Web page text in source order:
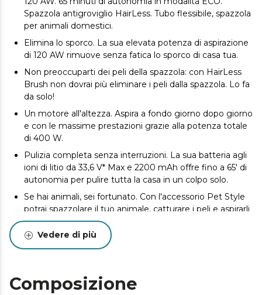
Spazzola antigroviglio HairLess. Tubo flessibile, spazzola
per animali domestici.
Elimina lo sporco. La sua elevata potenza di aspirazione
di 120 AW rimuove senza fatica lo sporco di casa tua.
Non preoccuparti dei peli della spazzola: con HairLess
Brush non dovrai più eliminare i peli dalla spazzola. Lo fa
da solo!
Un motore all'altezza. Aspira a fondo giorno dopo giorno
e con le massime prestazioni grazie alla potenza totale
di 400 W.
Pulizia completa senza interruzioni. La sua batteria agli
ioni di litio da 33,6 V* Max e 2200 mAh offre fino a 65' di
autonomia per pulire tutta la casa in un colpo solo.
Se hai animali, sei fortunato. Con l'accessorio Pet Style
potrai spazzolare il tuo animale, catturare i peli e aspirarli
senza fatica. Ottimizza la pulizia della tua casa con
l’accessorio per angoli e mobili 2 in 1 e con l’accessorio
per angoli.
che aspira in profondità e cattura anche lo sporco più
ostinato, anche sulle superfici più difficili.
Vedere di più
Composizione